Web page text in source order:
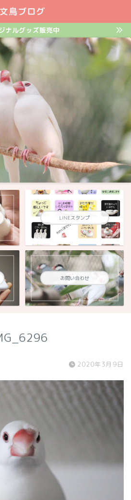
文鳥ブログ
ナルグッズ販売中
LINEスタンプ
お問い合わせ
2020年3月9日